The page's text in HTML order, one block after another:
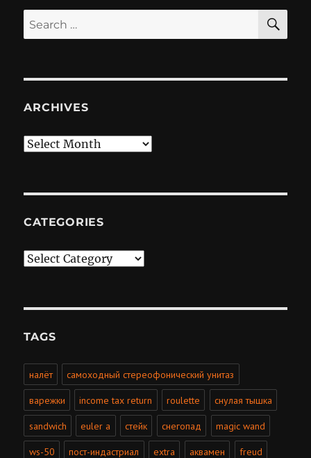
Search
for:
ARCHIVES
Archives
CATEGORIES
Categories
TAGS
налёт самоходный стереофонический унитаз
варежки income tax return roulette снулая тышка
sandwich euler a стейк снегопад magic wand
ws-50 пост-индастриал extra аквамен freud